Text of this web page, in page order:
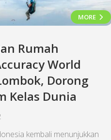
MORE
Rumah
World
Dorong
Kelas Dunia
kembali menunjukkan